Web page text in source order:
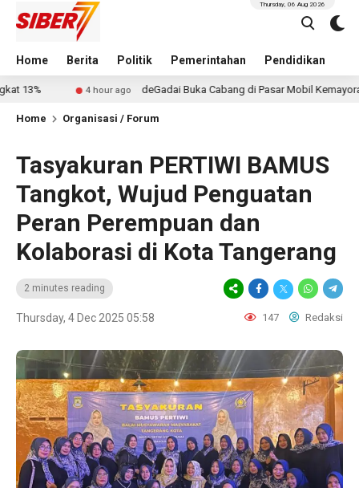
Home Berita Politik Pemerintahan Pendidikan
Thursday, 06 Aug 2026
4 hour ago deGadai Buka Cabang di Pasar Mobil Kemayoran,
Home Organisasi / Forum
Tasyakuran PERTIWI BAMUS
Tangkot, Wujud Penguatan
Peran Perempuan dan
Kolaborasi di Kota Tangerang
2 minutes reading
Thursday, 4 Dec 2025 05:58 147 Redaksi